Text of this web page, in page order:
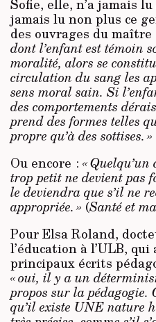
Sofie, elle, n’a jamais
jamais lu non plus ce
des ouvrages du maître
dont l’enfant est témoin
moralité, alors se
circulation du sang les
sens moral sain. Si
des comportements
prend des formes telles
propre qu’à des sottises. »
Ou encore : «
trop petit ne devient pas
le deviendra que s’il ne
appropriée. » (Santé et
Pour Elsa Roland,
l’éducation à l’ULB,
principaux écrits
« oui, il y a un
propos sur la pédagogie.
qu’il existe UNE nature